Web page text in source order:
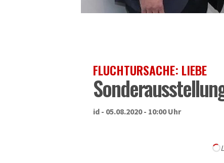
FLUCHTURSACHE: LIEBE
id - 05.08.2020 - 10:00 Uhr